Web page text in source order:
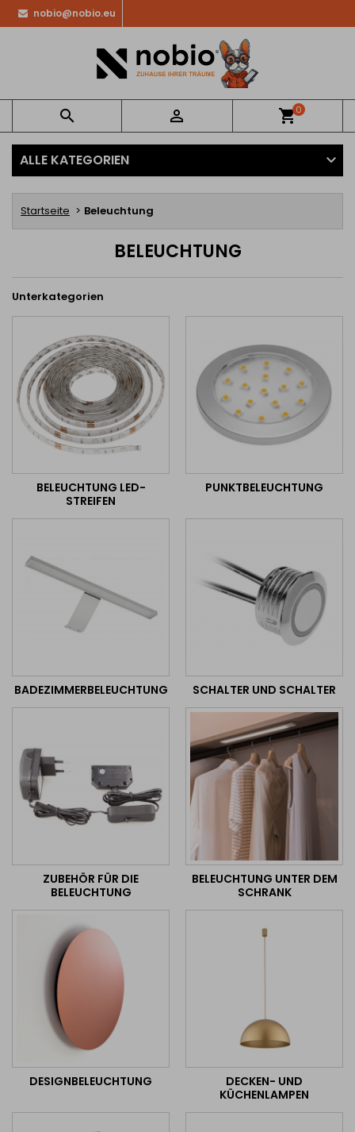
nobio@nobio.eu
  shopping_cart0
ALLE KATEGORIEN
Startseite Beleuchtung
BELEUCHTUNG
Unterkategorien
BELEUCHTUNG LED-
STREIFEN
PUNKTBELEUCHTUNG
BADEZIMMERBELEUCHTUNG SCHALTER UND SCHALTER
ZUBEHÖR FÜR DIE
BELEUCHTUNG
BELEUCHTUNG UNTER DEM
SCHRANK
DESIGNBELEUCHTUNG
DECKEN- UND
KÜCHENLAMPEN